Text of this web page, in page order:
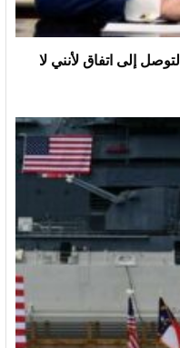
إلى اتفاق لأنني لا